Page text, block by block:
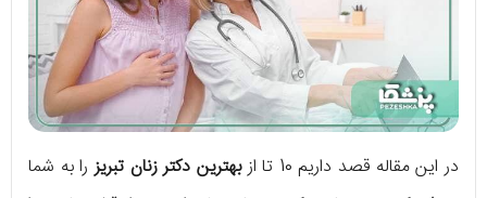
در این مقاله قصد داریم 10 تا از بهترین دکتر زنان تبریزرا به شما